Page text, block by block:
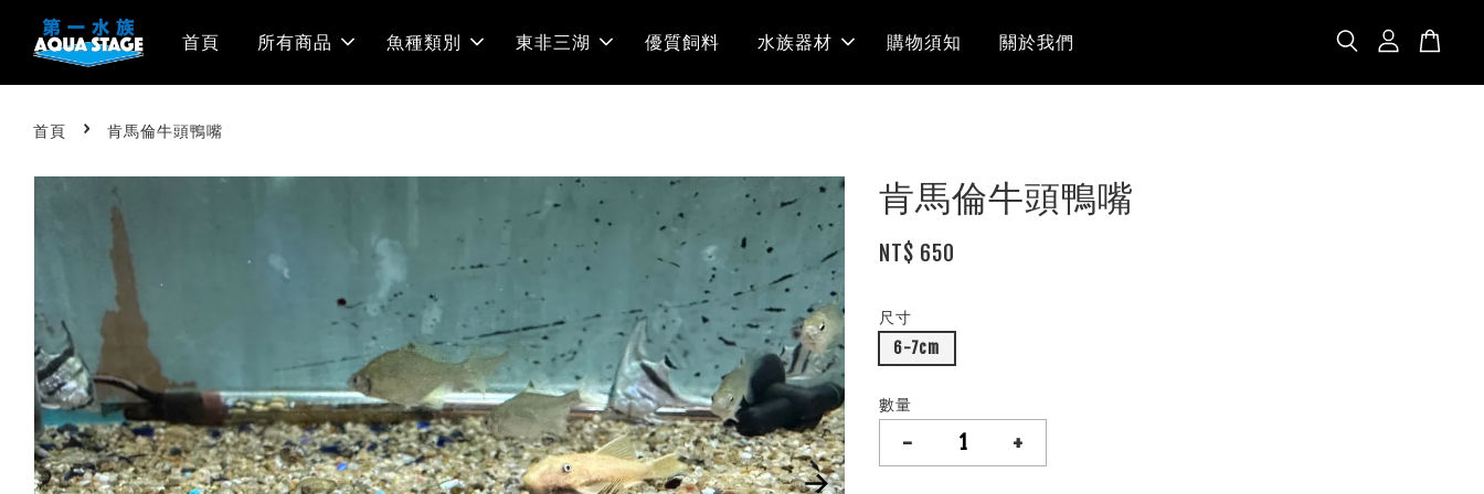
首頁 所有商品 魚種類別 東非三湖 優質飼料 水族器材 購物須知 關於我們
首頁 › 肯馬倫牛頭鴨嘴
肯馬倫牛頭鴨嘴
NT$ 650
尺寸
6-7cm
數量
- +